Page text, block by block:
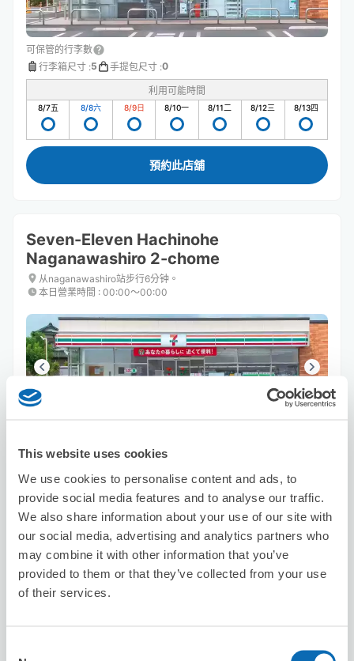
This website uses cookies
We use cookies to personalise content and ads, to
provide social media features and to analyse our traffic.
We also share information about your use of our site with
our social media, advertising and analytics partners who
may combine it with other information that you’ve
provided to them or that they’ve collected from your use
of their services.
可保管的行李數
行李箱尺寸 :5 手提包尺寸 :0
利用可能時間
8/7五 8/8六 8/9日 8/10一 8/11二 8/12三 8/13四
預約此店舖
Seven-Eleven Hachinohe
Naganawashiro 2-chome
从naganawashiro站步行6分钟。
本日營業時間 : 00:00〜00:00
行李箱尺寸: 2 手提包尺寸:0
利用可能時間
預約此店舖